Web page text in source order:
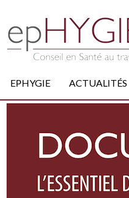
EPHYGIE ACTUALITÉS